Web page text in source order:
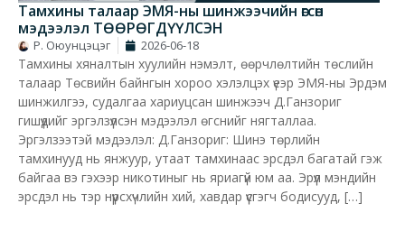
Тамхины талаар ЭМЯ-ны шинжээчийн өгсөн
мэдээлэл ТӨӨРӨГДҮҮЛСЭН
Р. Оюунцэцэг 2026-06-18
Тамхины хяналтын хуулийн нэмэлт, өөрчлөлтийн төслийн
талаар Төсвийн байнгын хороо хэлэлцэх үеэр ЭМЯ-ны Эрдэм
шинжилгээ, судалгаа хариуцсан шинжээч Д.Ганзориг
гишүүдийг эргэлзүүлсэн мэдээлэл өгснийг нягталлаа.
Эргэлзээтэй мэдээлэл: Д.Ганзориг: Шинэ төрлийн
тамхинууд нь янжуур, утаат тамхинаас эрсдэл багатай гэж
байгаа вэ гэхээр никотиныг нь яриагүй юм аа. Эрүүл мэндийн
эрсдэл нь тэр нүүрсхүчлийн хий, хавдар үүсгэгч бодисууд, […]